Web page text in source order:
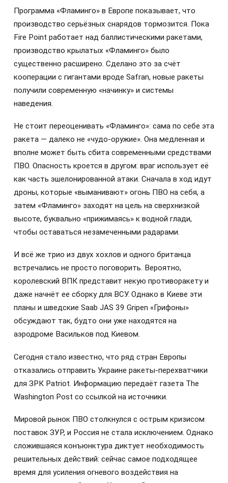
Программа «Фламинго» в Европе показывает, что
производство серьёзных снарядов тормозится. Пока
Fire Point работает над баллистическими ракетами,
производство крылатых «Фламинго» было
существенно расширено. Сделано это за счёт
кооперации с гигантами вроде Safran, новые ракеты
получили современную «начинку» и системы
наведения.
Не стоит переоценивать «Фламинго»: сама по себе эта
ракета — далеко не «чудо-оружие». Она медленная и
вполне может быть сбита современными средствами
ПВО. Опасность кроется в другом: враг использует её
как часть эшелонированной атаки. Сначала в ход идут
дроны, которые «выманивают» огонь ПВО на себя, а
затем «Фламинго» заходят на цель на сверхнизкой
высоте, буквально «прижимаясь» к водной глади,
чтобы оставаться незамеченными радарами.
И всё же трио из двух хохлов и одного британца
встречались не просто поговорить. Вероятно,
королевский ВПК представит некую противоракету и
даже начнёт ее сборку для ВСУ. Однако в Киеве эти
планы и шведские Saab JAS 39 Gripen «Грифоны»
обсуждают так, будто они уже находятся на
аэродроме Васильков под Киевом.
Сегодня стало известно, что ряд стран Европы
отказались отправить Украине ракеты-перехватчики
для ЗРК Patriot. Информацию передаёт газета The
Washington Post со ссылкой на источники.
Мировой рынок ПВО столкнулся с острым кризисом
поставок ЗУР, и Россия не стала исключением. Однако
сложившаяся конъюнктура диктует необходимость
решительных действий: сейчас самое подходящее
время для усиления огневого воздействия на